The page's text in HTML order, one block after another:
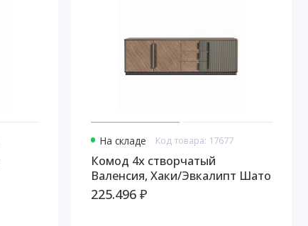
На складе Код товара: 17677
Комод 4х створчатый
Валенсия, Хаки/Эвкалипт Шато
225.496 ₽